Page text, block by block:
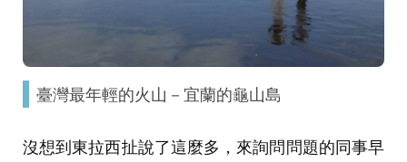
臺灣最年輕的火山－宜蘭的龜山島
沒想到東拉西扯說了這麼多，來詢問問題的同事早